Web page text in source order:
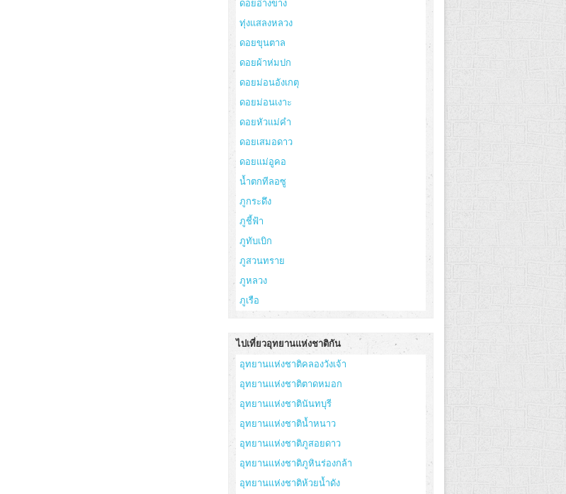
ดอยอ่างขาง
ทุ่งแสลงหลวง
ดอยขุนตาล
ดอยผ้าห่มปก
ดอยม่อนอังเกตุ
ดอยม่อนเงาะ
ดอยหัวแม่คำ
ดอยเสมอดาว
ดอยแม่อูคอ
น้ำตกทีลอซู
ภูกระดึง
ภูชี้ฟ้า
ภูทับเบิก
ภูสวนทราย
ภูหลวง
ภูเรือ
ไปเที่ยวอุทยานแห่งชาติกัน
อุทยานแห่งชาติคลองวังเจ้า
อุทยานแห่งชาติตาดหมอก
อุทยานแห่งชาตินันทบุรี
อุทยานแห่งชาติน้ำหนาว
อุทยานแห่งชาติภูสอยดาว
อุทยานแห่งชาติภูหินร่องกล้า
อุทยานแห่งชาติห้วยน้ำดัง